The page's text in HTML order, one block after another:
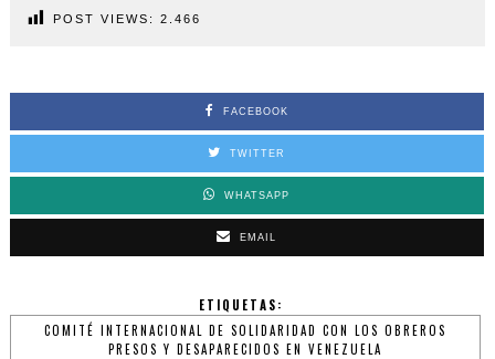
POST VIEWS: 2.466
FACEBOOK
TWITTER
WHATSAPP
EMAIL
ETIQUETAS:
COMITÉ INTERNACIONAL DE SOLIDARIDAD CON LOS OBREROS
PRESOS Y DESAPARECIDOS EN VENEZUELA